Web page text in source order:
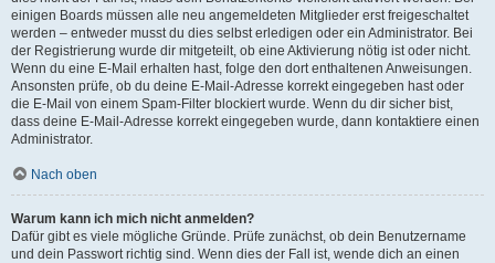
einigen Boards müssen alle neu angemeldeten Mitglieder erst freigeschaltet
werden – entweder musst du dies selbst erledigen oder ein Administrator. Bei
der Registrierung wurde dir mitgeteilt, ob eine Aktivierung nötig ist oder nicht.
Wenn du eine E-Mail erhalten hast, folge den dort enthaltenen Anweisungen.
Ansonsten prüfe, ob du deine E-Mail-Adresse korrekt eingegeben hast oder
die E-Mail von einem Spam-Filter blockiert wurde. Wenn du dir sicher bist,
dass deine E-Mail-Adresse korrekt eingegeben wurde, dann kontaktiere einen
Administrator.
Nach oben
Warum kann ich mich nicht anmelden?
Dafür gibt es viele mögliche Gründe. Prüfe zunächst, ob dein Benutzername
und dein Passwort richtig sind. Wenn dies der Fall ist, wende dich an einen